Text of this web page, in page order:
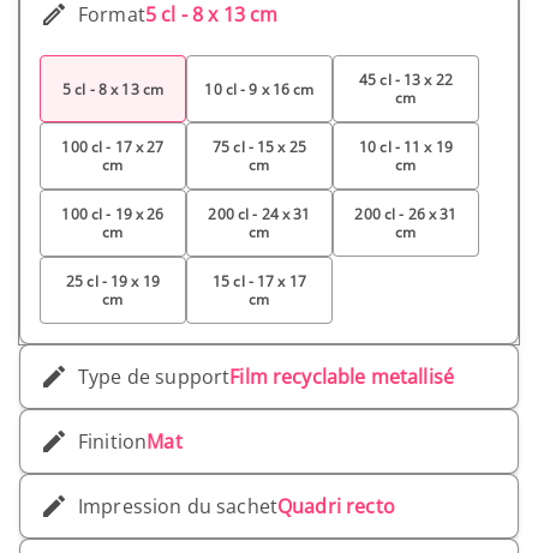
Format 5 cl - 8 x 13 cm
5 cl - 8 x 13 cm 10 cl - 9 x 16 cm
45 cl - 13 x 22
cm
100 cl - 17 x 27
cm
75 cl - 15 x 25
cm
10 cl - 11 x 19
cm
100 cl - 19 x 26
cm
200 cl - 24 x 31
cm
200 cl - 26 x 31
cm
25 cl - 19 x 19
cm
15 cl - 17 x 17
cm
Type de supportFilm recyclable metallisé
FinitionMat
Impression du sachetQuadri recto